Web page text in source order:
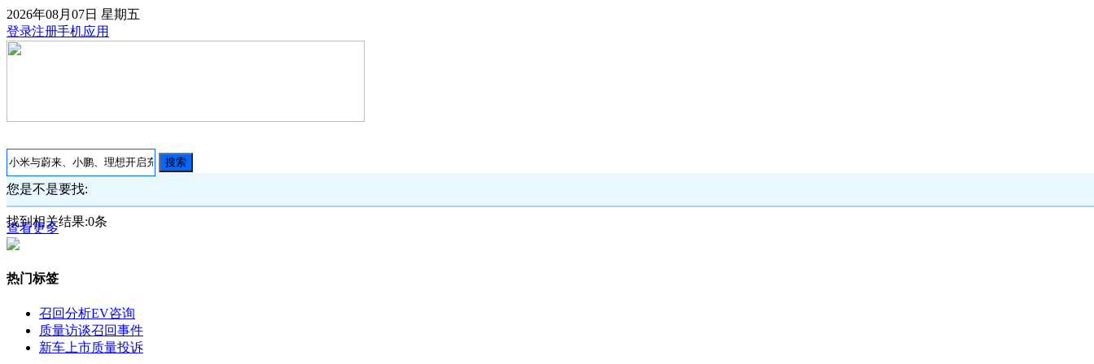
2026年08月07日 星期五
登录注册手机应用
搜索
您是不是要找:
找到相关结果:0条
查看更多
热门标签
召回分析EV咨询
质量访谈召回事件
新车上市质量投诉